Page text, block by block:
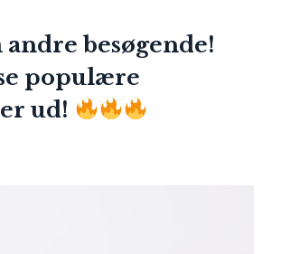
andre besøgende!
populære
ud!